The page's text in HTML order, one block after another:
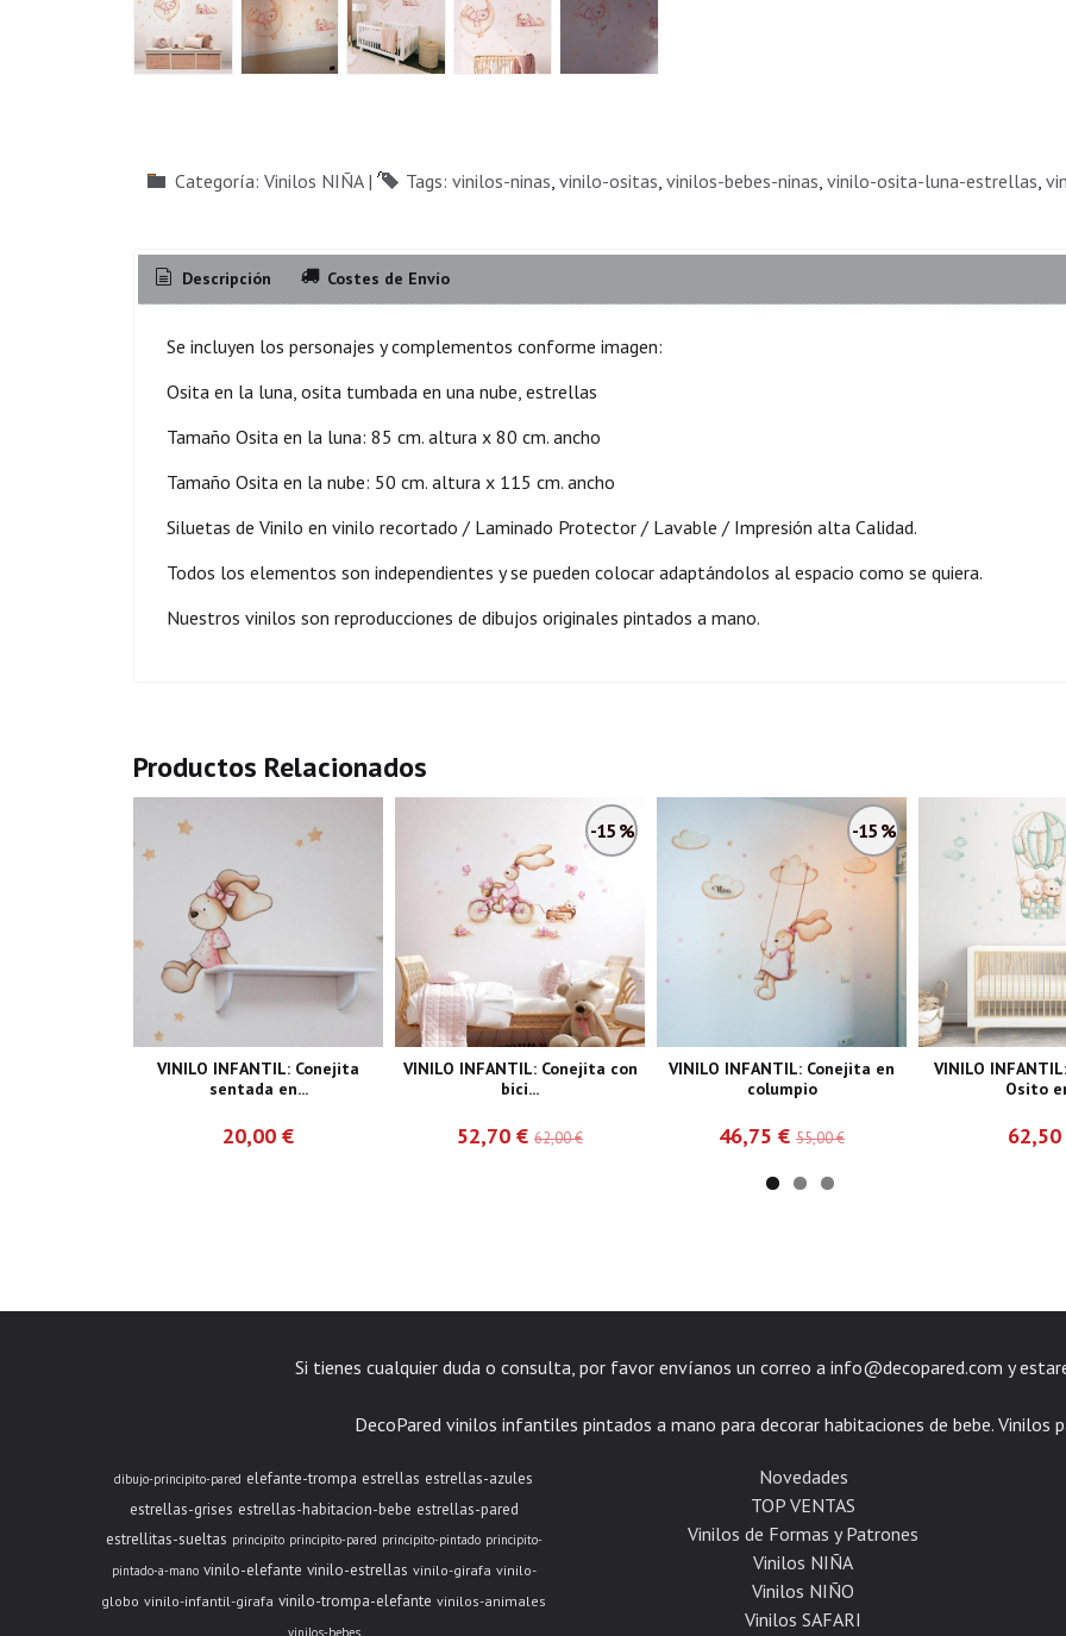
Categoría: Vinilos NIÑA| Tags: vinilos-ninas vinilo-ositas vinilos-bebes-ninas vinilo-osita-luna-estrellas
Descripción Costes de Envío
Se incluyen los personajes y complementos conforme imagen:
Osita en la luna, osita tumbada en una nube, estrellas
Tamaño Osita en la luna: 85 cm. altura x 80 cm. ancho
Tamaño Osita en la nube: 50 cm. altura x 115 cm. ancho
Siluetas de Vinilo en vinilo recortado / Laminado Protector / Lavable / Impresión alta Calidad.
Todos los elementos son independientes y se pueden colocar adaptándolos al espacio como se quiera.
Nuestros vinilos son reproducciones de dibujos originales pintados a mano.
Productos Relacionados
VINILO INFANTIL: Conejita
sentada en...
20,00 €
-15 %
VINILO INFANTIL: Conejita con
bici...
52,70 € 62,00 €
-15 %
VINILO INFANTIL: Conejita en
columpio
46,75 € 55,00 €
VINILO
Osito
Si tienes cualquier duda o consulta, por favor envíanos un correo a info@decopared.com y
DecoPared vinilos infantiles pintados a mano para decorar habitaciones de bebe. Vinilos
dibujo-principito-pared elefante-trompa estrellas estrellas-azules
estrellas-grises estrellas-habitacion-bebe estrellas-pared
estrellitas-sueltas principito principito-pared principito-pintado principito-
pintado-a-mano vinilo-elefante vinilo-estrellas vinilo-girafa vinilo-
globo vinilo-infantil-girafa vinilo-trompa-elefante vinilos-animales
Novedades
TOP VENTAS
Vinilos de Formas y Patrones
Vinilos NIÑA
Vinilos NIÑO
Vinilos SAFARI